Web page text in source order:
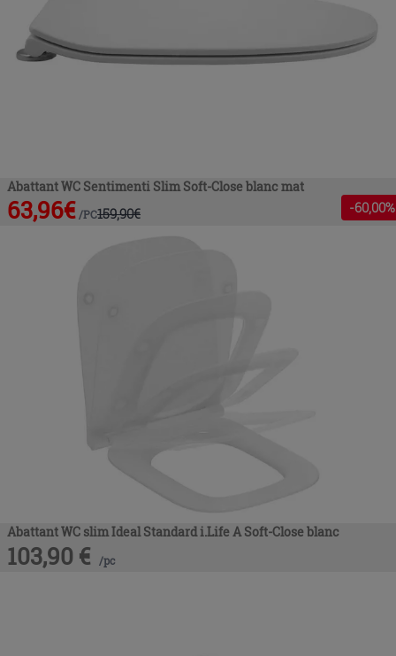
Abattant WC Sentimenti Slim Soft-Close blanc mat
63,96€ /PC159,90€ -60,00%
Abattant WC slim Ideal Standard i.Life A Soft-Close blanc
103,90 € /pc